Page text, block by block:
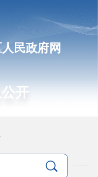
民政府网
开